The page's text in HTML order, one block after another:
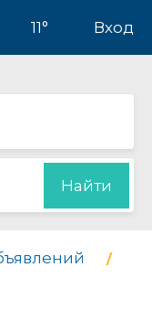
11° Вход
Найти